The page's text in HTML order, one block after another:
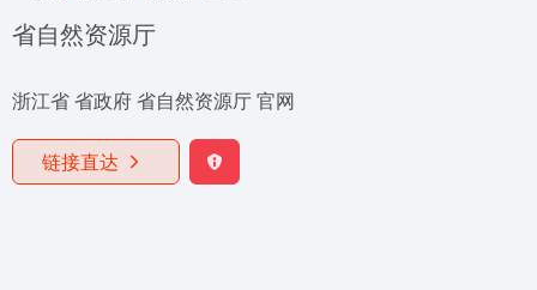
省自然资源厅
浙江省 省政府 省自然资源厅 官网
链接直达